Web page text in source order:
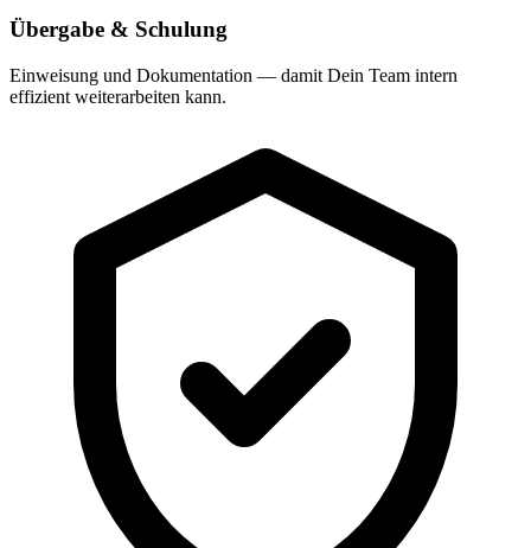
Übergabe & Schulung
Einweisung und Dokumentation — damit Dein Team intern
effizient weiterarbeiten kann.